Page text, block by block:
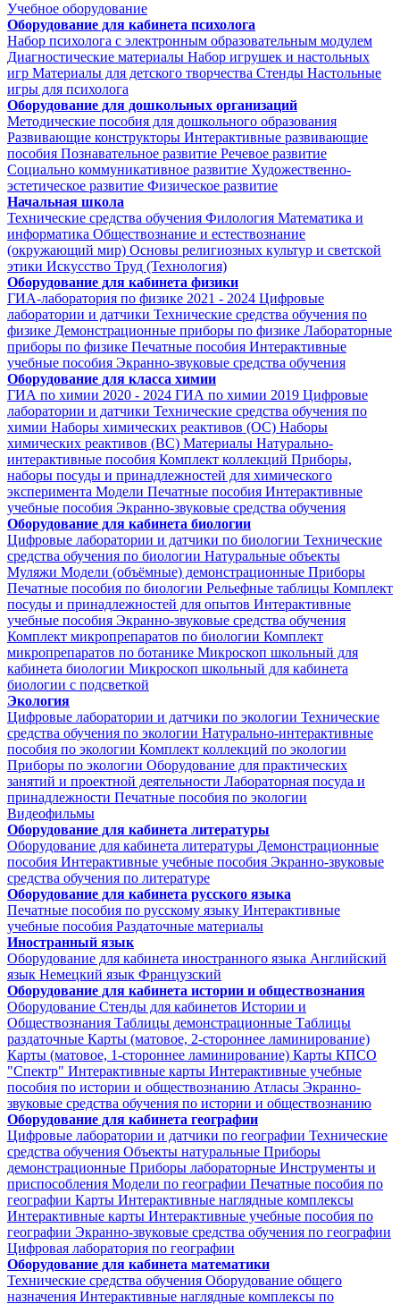
Учебное оборудование
Оборудование для кабинета психолога
Набор психолога с электронным образовательным модулем
Диагностические материалы Набор игрушек и настольных
игр Материалы для детского творчества Стенды Настольные
игры для психолога
Оборудование для дошкольных организаций
Методические пособия для дошкольного образования
Развивающие конструкторы Интерактивные развивающие
пособия Познавательное развитие Речевое развитие
Социально коммуникативное развитие Художественно-
эстетическое развитие Физическое развитие
Начальная школа
Технические средства обучения Филология Математика и
информатика Обществознание и естествознание
(окружающий мир) Основы религиозных культур и светской
этики Искусство Труд (Технология)
Оборудование для кабинета физики
ГИА-лаборатория по физике 2021 - 2024 Цифровые
лаборатории и датчики Технические средства обучения по
физике Демонстрационные приборы по физике Лабораторные
приборы по физике Печатные пособия Интерактивные
учебные пособия Экранно-звуковые средства обучения
Оборудование для класса химии
ГИА по химии 2020 - 2024 ГИА по химии 2019 Цифровые
лаборатории и датчики Технические средства обучения по
химии Наборы химических реактивов (ОС) Наборы
химических реактивов (ВС) Материалы Натурально-
интерактивные пособия Комплект коллекций Приборы,
наборы посуды и принадлежностей для химического
эксперимента Модели Печатные пособия Интерактивные
учебные пособия Экранно-звуковые средства обучения
Оборудование для кабинета биологии
Цифровые лаборатории и датчики по биологии Технические
средства обучения по биологии Натуральные объекты
Муляжи Модели (объёмные) демонстрационные Приборы
Печатные пособия по биологии Рельефные таблицы Комплект
посуды и принадлежностей для опытов Интерактивные
учебные пособия Экранно-звуковые средства обучения
Комплект микропрепаратов по биологии Комплект
микропрепаратов по ботанике Микроскоп школьный для
кабинета биологии Микроскоп школьный для кабинета
биологии с подсветкой
Экология
Цифровые лаборатории и датчики по экологии Технические
средства обучения по экологии Натурально-интерактивные
пособия по экологии Комплект коллекций по экологии
Приборы по экологии Оборудование для практических
занятий и проектной деятельности Лабораторная посуда и
принадлежности Печатные пособия по экологии
Видеофильмы
Оборудование для кабинета литературы
Оборудование для кабинета литературы Демонстрационные
пособия Интерактивные учебные пособия Экранно-звуковые
средства обучения по литературе
Оборудование для кабинета русского языка
Печатные пособия по русскому языку Интерактивные
учебные пособия Раздаточные материалы
Иностранный язык
Оборудование для кабинета иностранного языка Английский
язык Немецкий язык Французский
Оборудование для кабинета истории и обществознания
Оборудование Стенды для кабинетов Истории и
Обществознания Таблицы демонстрационные Таблицы
раздаточные Карты (матовое, 2-стороннее ламинирование)
Карты (матовое, 1-стороннее ламинирование) Карты КПСО
"Спектр" Интерактивные карты Интерактивные учебные
пособия по истории и обществознанию Атласы Экранно-
звуковые средства обучения по истории и обществознанию
Оборудование для кабинета географии
Цифровые лаборатории и датчики по географии Технические
средства обучения Объекты натуральные Приборы
демонстрационные Приборы лабораторные Инструменты и
приспособления Модели по географии Печатные пособия по
географии Карты Интерактивные наглядные комплексы
Интерактивные карты Интерактивные учебные пособия по
географии Экранно-звуковые средства обучения по географии
Цифровая лаборатория по географии
Оборудование для кабинета математики
Технические средства обучения Оборудование общего
назначения Интерактивные наглядные комплексы по